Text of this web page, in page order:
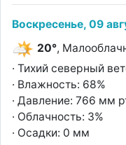
Воскресенье, 09
20°,
· Тихий северный
· Влажность: 68%
· Давление: 766 мм
· Облачность: 3%
· Осадки: 0 мм